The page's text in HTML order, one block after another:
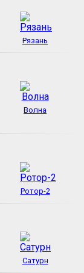
Рязань
Волна
Ротор-2
Сатурн